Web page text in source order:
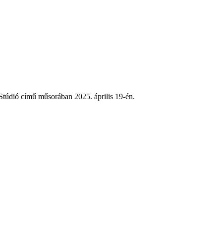
című műsorában 2025. április 19-én.